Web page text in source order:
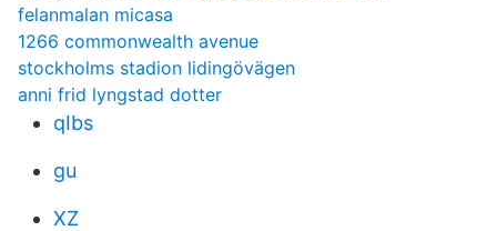
felanmalan micasa
1266 commonwealth avenue
stockholms stadion lidingövägen
anni frid lyngstad dotter
qIbs
gu
XZ